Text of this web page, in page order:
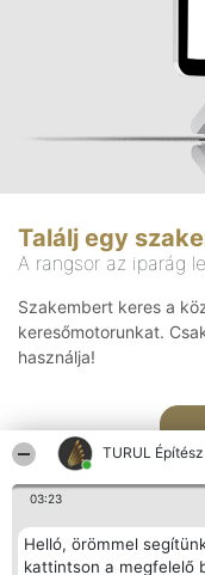
TURUL Építész
03:23
Helló, örömmel
kattintson a megfelelő
Találj egy
A rangsor az iparág
Szakembert keres a
keresőmotorunkat.
használja!